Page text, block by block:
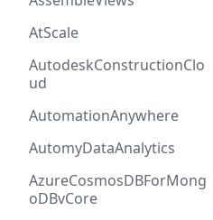
AtScale
AutodeskConstructionClo
ud
AutomationAnywhere
AutomyDataAnalytics
AzureCosmosDBForMong
oDBvCore